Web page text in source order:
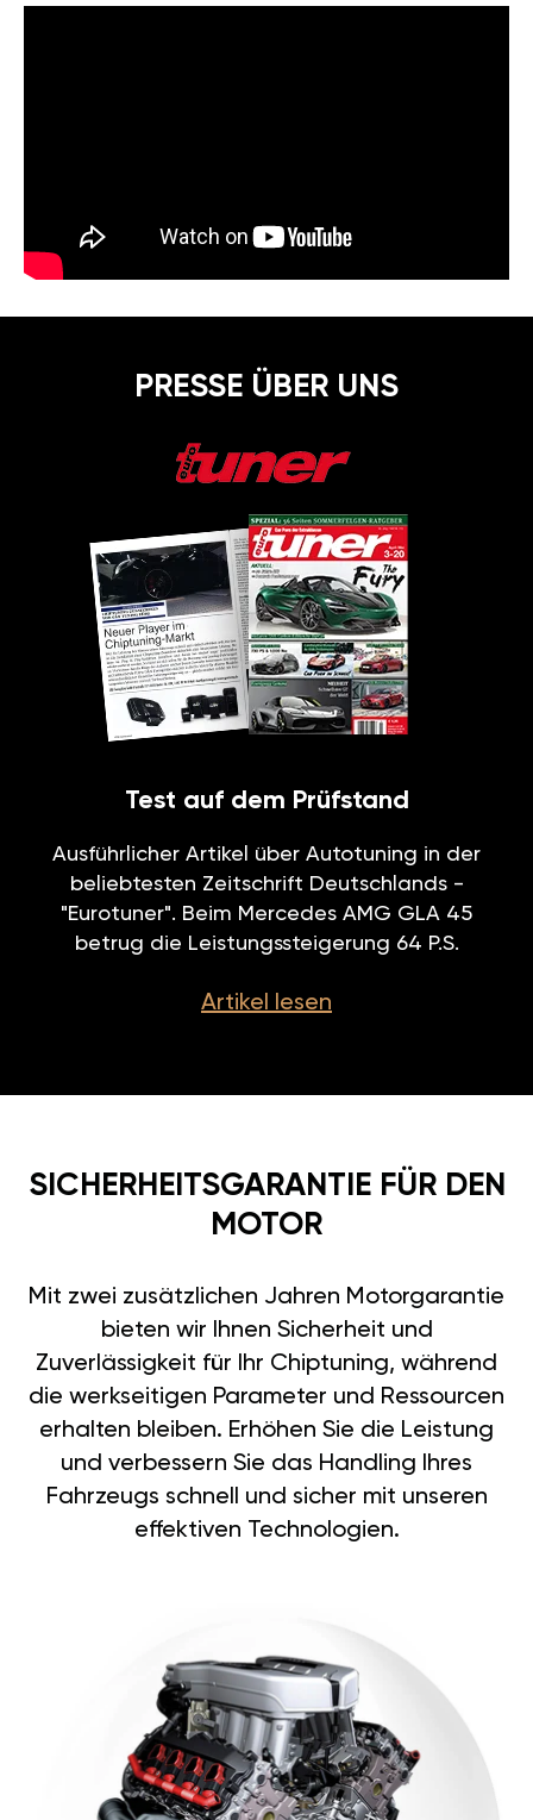
PRESSE ÜBER UNS
Test auf dem Prüfstand
Ausführlicher Artikel über Autotuning in der
beliebtesten Zeitschrift Deutschlands -
"Eurotuner". Beim Mercedes AMG GLA 45
betrug die Leistungssteigerung 64 P.S.
Artikel lesen
SICHERHEITSGARANTIE FÜR DEN
MOTOR
Mit zwei zusätzlichen Jahren Motorgarantie
bieten wir Ihnen Sicherheit und
Zuverlässigkeit für Ihr Chiptuning, während
die werkseitigen Parameter und Ressourcen
erhalten bleiben. Erhöhen Sie die Leistung
und verbessern Sie das Handling Ihres
Fahrzeugs schnell und sicher mit unseren
effektiven Technologien.